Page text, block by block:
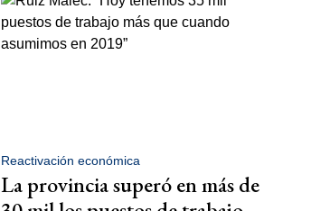
Reactivación económica
La provincia superó en más de